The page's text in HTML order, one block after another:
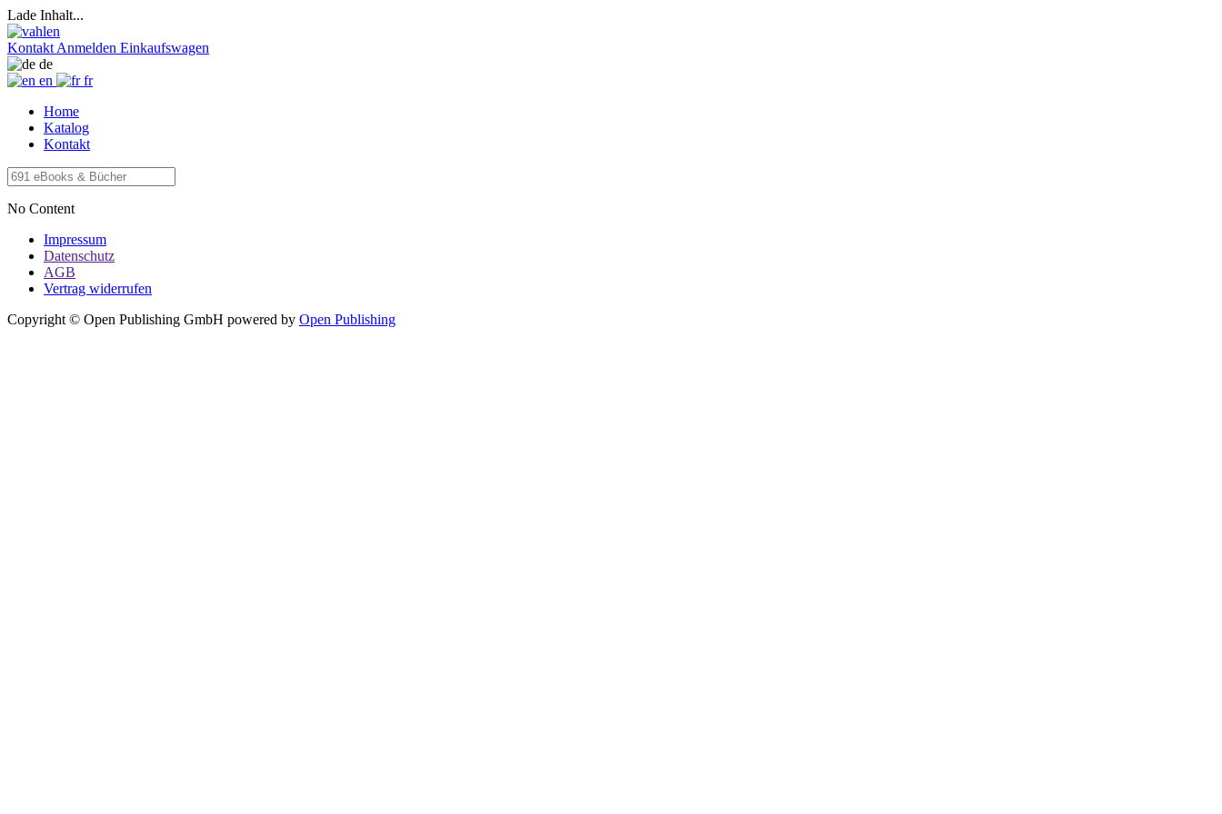
Lade Inhalt...
Kontakt Anmelden Einkaufswagen
de
en
fr
Home
Katalog
Kontakt
No Content
Impressum
Datenschutz
AGB
Vertrag widerrufen
Copyright © Open Publishing GmbH powered by Open Publishing